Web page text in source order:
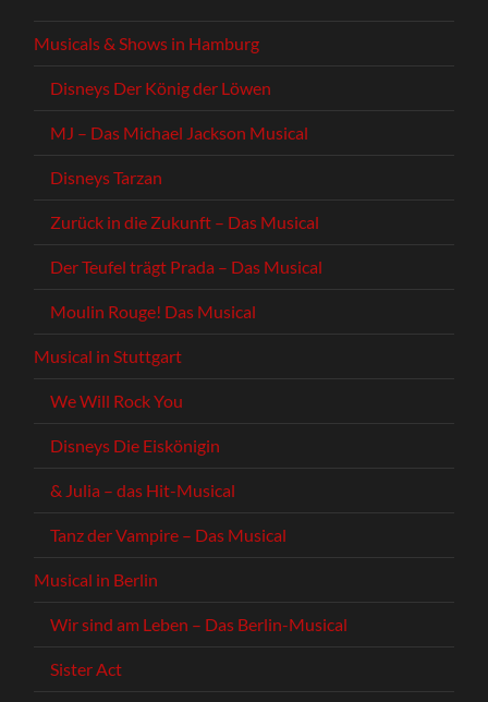
Musicals & Shows in Hamburg
Disneys Der König der Löwen
MJ – Das Michael Jackson Musical
Disneys Tarzan
Zurück in die Zukunft – Das Musical
Der Teufel trägt Prada – Das Musical
Moulin Rouge! Das Musical
Musical in Stuttgart
We Will Rock You
Disneys Die Eiskönigin
& Julia – das Hit-Musical
Tanz der Vampire – Das Musical
Musical in Berlin
Wir sind am Leben – Das Berlin-Musical
Sister Act